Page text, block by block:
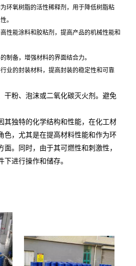
为环氧树脂的活性稀释剂，用于降低树脂粘
。
性能涂料和胶粘剂，提高产品的机械性能和
制备，增强材料的界面结合力。
业的封装材料，提高封装的稳定性和可靠
干粉、泡沫或二氧化碳灭火剂。避免
其独特的化学结构和性能，在化工材
色，尤其是在提高材料性能和作为环
面。同时，由于其可燃性和刺激性，
下进行操作和储存。